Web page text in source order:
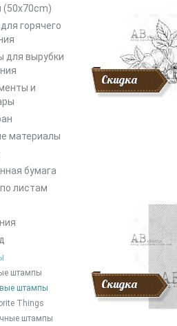
(50x70cm)
горячего
для вырубки
и
материалы
бумага
листам
штампы
штампы
Things
штампы
Скидка
Скидка